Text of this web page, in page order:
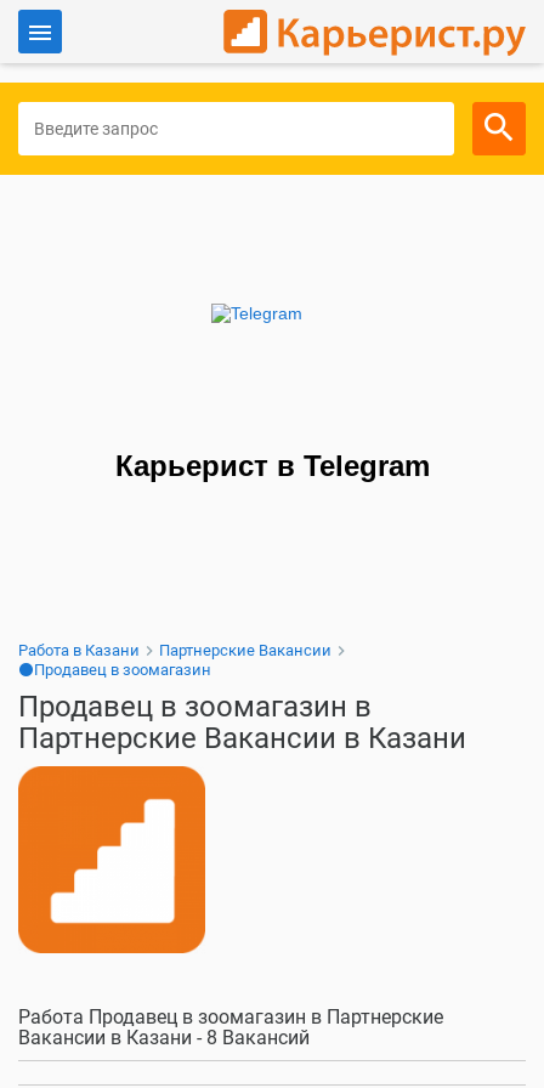
Для работодателей
Карьерист в Telegram
Работа в Казани
Партнерские Вакансии
⚫Продавец в зоомагазин
Продавец в зоомагазин в
Партнерские Вакансии в Казани
Работа Продавец в зоомагазин в Партнерские
Вакансии в Казани - 8 Вакансий